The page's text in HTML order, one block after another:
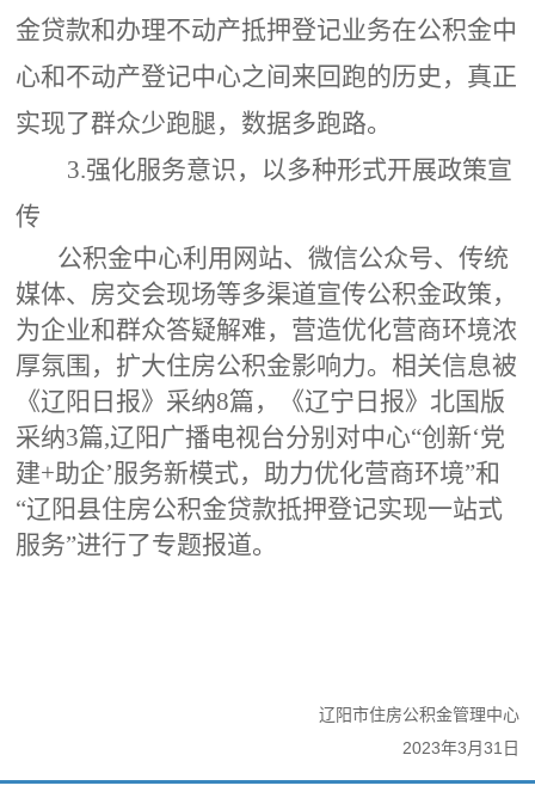
金贷款和办理不动产抵押登记业务在公积金中
心和不动产登记中心之间来回跑的历史，真正
实现了群众少跑腿，数据多跑路。
3.强化服务意识，以多种形式开展政策宣
传
公积金中心利用网站、微信公众号、传统
媒体、房交会现场等多渠道宣传公积金政策，
为企业和群众答疑解难，营造优化营商环境浓
厚氛围，扩大住房公积金影响力。相关信息被
《辽阳日报》采纳8篇，《辽宁日报》北国版
采纳3篇,辽阳广播电视台分别对中心“创新‘党
建+助企’服务新模式，助力优化营商环境”和
“辽阳县住房公积金贷款抵押登记实现一站式
服务”进行了专题报道。
辽阳市住房公积金管理中心
2023年3月31日